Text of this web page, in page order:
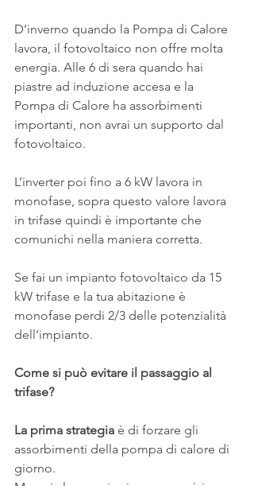
D’inverno quando la Pompa di Calore
lavora, il fotovoltaico non offre molta
energia. Alle 6 di sera quando hai
piastre ad induzione accesa e la
Pompa di Calore ha assorbimenti
importanti, non avrai un supporto dal
fotovoltaico.
L’inverter poi fino a 6 kW lavora in
monofase, sopra questo valore lavora
in trifase quindi è importante che
comunichi nella maniera corretta.
Se fai un impianto fotovoltaico da 15
kW trifase e la tua abitazione è
monofase perdi 2/3 delle potenzialità
dell’impianto.
Come si può evitare il passaggio al
trifase?
La prima strategia è di forzare gli
assorbimenti della pompa di calore di
giorno.